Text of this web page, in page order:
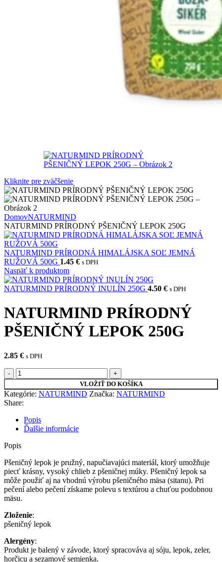
Kliknite pre zväčšenie
DomovNATURMIND
NATURMIND PRÍRODNÝ PŠENIČNÝ LEPOK 250G
NATURMIND PRÍRODNÁ HIMALÁJSKA SOĽ JEMNÁ
RUŽOVÁ 500G 1.45 € s DPH
Naspäť k produktom
NATURMIND PRÍRODNÝ INULÍN 250G 4.50 € s DPH
NATURMIND PRÍRODNÝ
PŠENIČNÝ LEPOK 250G
2.85 € s DPH
množstvo
NATURMIND
PRÍRODNÝ
PŠENIČNÝ
LEPOK
250G
VLOŽIŤ DO KOŠÍKA
Kategórie: NATURMIND Značka: NATURMIND
Share:
Popis
Ďalšie informácie
Popis
Pšeničný lepok je pružný, napučiavajúci materiál, ktorý umožňuje
piecť krásny, vysoký chlieb z pšeničnej múky. Pšeničný lepok sa
môže použiť aj na vhodnú výrobu pšeničného mäsa (sitanu). Pri
pečení alebo pečení získame polevu s textúrou a chuťou podobnou
mäsu.
Zloženie:
pšeničný lepok
Alergény:
Produkt je balený v závode, ktorý spracováva aj sóju, lepok, zeler,
horčicu a sezamové semienka.